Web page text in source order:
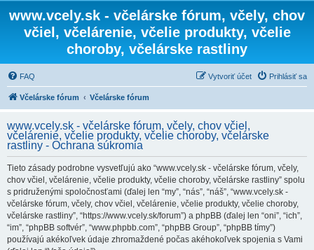
www.vcely.sk - včelárske fórum, včely, chov
včiel, včelárenie, včelie produkty, včelie
choroby, včelárske rastliny
FAQ Prihlásiť sa
Vytvoriť účet
Včelárske fórum Včelárske fórum
www.vcely.sk - včelárske fórum, včely, chov včiel,
včelárenie, včelie produkty, včelie choroby, včelárske
rastliny - Ochrana súkromia
Tieto zásady podrobne vysvetľujú ako “www.vcely.sk - včelárske fórum, včely,
chov včiel, včelárenie, včelie produkty, včelie choroby, včelárske rastliny” spolu
s pridruženými spoločnosťami (ďalej len “my”, “nás”, “náš”, “www.vcely.sk -
včelárske fórum, včely, chov včiel, včelárenie, včelie produkty, včelie choroby,
včelárske rastliny”, “https://www.vcely.sk/forum”) a phpBB (ďalej len “oni”, “ich”,
“im”, “phpBB softvér”, “www.phpbb.com”, “phpBB Group”, “phpBB tímy”)
používajú akékoľvek údaje zhromaždené počas akéhokoľvek spojenia s Vami